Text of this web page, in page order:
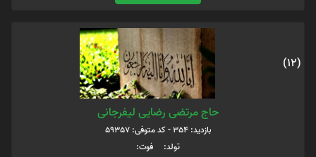
(12)
حاج مرتضی رضایی لیفرجانی
بازدید: 354 - کد متوفی: 59357
تولد: فوت: